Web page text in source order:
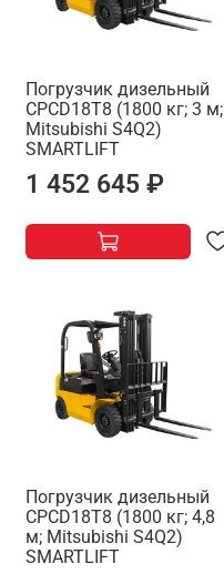
Погрузчик дизельный
CPCD18T8 (1800 кг; 3 м;
Mitsubishi S4Q2)
SMARTLIFT
1 452 645 ₽
Погрузчик дизельный
CPCD18T8 (1800 кг; 4,8
м; Mitsubishi S4Q2)
SMARTLIFT